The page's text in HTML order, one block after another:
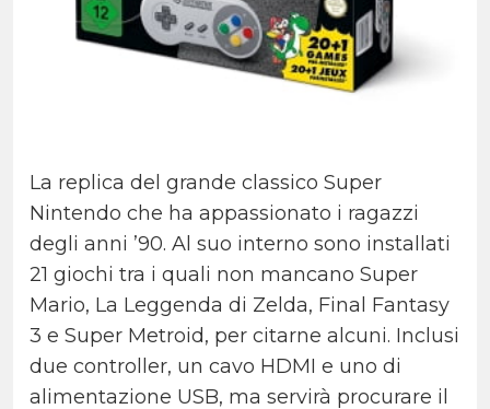
La replica del grande classico Super
Nintendo che ha appassionato i ragazzi
degli anni ’90. Al suo interno sono installati
21 giochi tra i quali non mancano Super
Mario, La Leggenda di Zelda, Final Fantasy
3 e Super Metroid, per citarne alcuni. Inclusi
due controller, un cavo HDMI e uno di
alimentazione USB, ma servirà procurare il